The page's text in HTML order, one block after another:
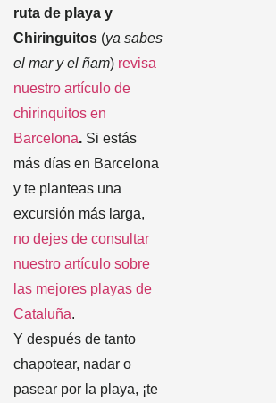
ruta de playa y
Chiringuitos (ya sabes
el mar y el ñam) revisa
nuestro artículo de
chirinquitos en
Barcelona. Si estás
más días en Barcelona
y te planteas una
excursión más larga,
no dejes de consultar
nuestro artículo sobre
las mejores playas de
Cataluña.
Y después de tanto
chapotear, nadar o
pasear por la playa, ¡te